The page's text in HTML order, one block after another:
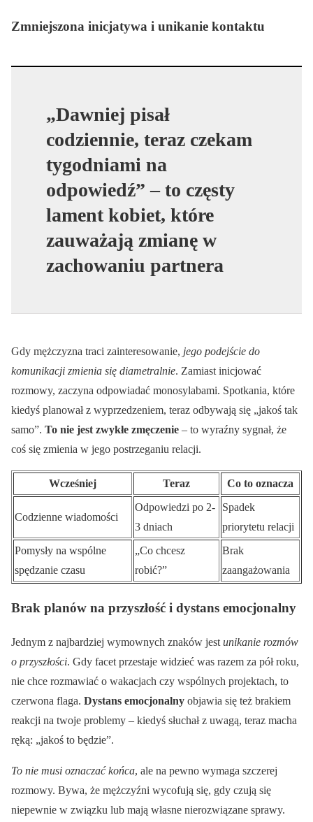
Zmniejszona inicjatywa i unikanie kontaktu
„Dawniej pisał
codziennie, teraz czekam
tygodniami na
odpowiedź” – to częsty
lament kobiet, które
zauważają zmianę w
zachowaniu partnera
Gdy mężczyzna traci zainteresowanie, jego podejście do
komunikacji zmienia się diametralnie. Zamiast inicjować
rozmowy, zaczyna odpowiadać monosylabami. Spotkania, które
kiedyś planował z wyprzedzeniem, teraz odbywają się „jakoś tak
samo”. To nie jest zwykłe zmęczenie – to wyraźny sygnał, że
coś się zmienia w jego postrzeganiu relacji.
Wcześniej Teraz Co to oznacza
Codzienne wiadomości
Odpowiedzi po 2-
3 dniach
Spadek
priorytetu relacji
Pomysły na wspólne
spędzanie czasu
„Co chcesz
robić?”
Brak
zaangażowania
Brak planów na przyszłość i dystans emocjonalny
Jednym z najbardziej wymownych znaków jest unikanie rozmów
o przyszłości. Gdy facet przestaje widzieć was razem za pół roku,
nie chce rozmawiać o wakacjach czy wspólnych projektach, to
czerwona flaga. Dystans emocjonalny objawia się też brakiem
reakcji na twoje problemy – kiedyś słuchał z uwagą, teraz macha
ręką: „jakoś to będzie”.
To nie musi oznaczać końca, ale na pewno wymaga szczerej
rozmowy. Bywa, że mężczyźni wycofują się, gdy czują się
niepewnie w związku lub mają własne nierozwiązane sprawy.